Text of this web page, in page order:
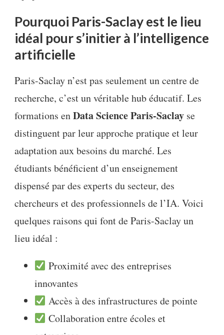
Pourquoi Paris-Saclay est le lieu
idéal pour s’initier à l’intelligence
artificielle
Paris-Saclay n’est pas seulement un centre de
recherche, c’est un véritable hub éducatif. Les
formations enData Science Paris-Saclay se
distinguent par leur approche pratique et leur
adaptation aux besoins du marché. Les
étudiants bénéficient d’un enseignement
dispensé par des experts du secteur, des
chercheurs et des professionnels de l’IA. Voici
quelques raisons qui font de Paris-Saclay un
lieu idéal :
Proximité avec des entreprises
innovantes
Accès à des infrastructures de pointe
Collaboration entre écoles et